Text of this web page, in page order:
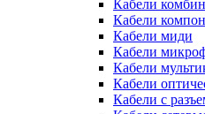
Кабели
Кабели
Кабели миди
Кабели
Кабели
Кабели
Кабели с